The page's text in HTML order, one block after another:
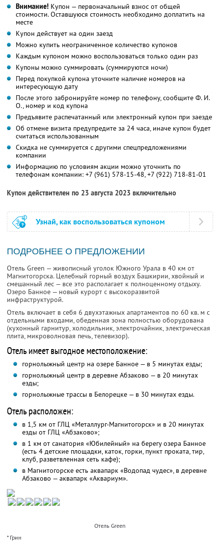
Внимание! Купон — первоначальный взнос от общей
стоимости. Оставшуюся стоимость необходимо доплатить на
месте
Купон действует на один заезд
Можно купить неограниченное количество купонов
Каждым купоном можно воспользоваться только один раз
Купоны можно суммировать (суммируются ночи)
Перед покупкой купона уточните наличие номеров на
интересующую дату
После этого забронируйте номер по телефону, сообщите Ф. И.
О., номер и код купона
Предъявите распечатанный или электронный купон при заезде
Об отмене визита предупредите за 24 часа, иначе купон будет
считаться использованным
Скидка не суммируется с другими спецпредложениями
компании
Информацию по условиям акции можно уточнить по
телефонам компании: +7 (961) 578-15-48, +7 (922) 718-81-01
Купон действителен по 23 августа 2023 включительно
Узнай, как воспользоваться купоном
ПОДРОБНЕЕ О ПРЕДЛОЖЕНИИ
Отель Green — живописный уголок Южного Урала в 40 км от
Магнитогорска. Целебный горный воздух Башкирии, хвойный и
смешанный лес — все это располагает к полноценному отдыху.
Озеро Бaннoе — новый курорт с высокоразвитой
инфраструктурой.
Отель включает в себя 6 двухэтажных апартаментов по 60 кв. м с
отдельными входами, обеденная зона полностью оборудована
(кухонный гарнитур, холодильник, электрочайник, электрическая
плита, микроволновая печь, телевизор).
Отель имеет выгодное местоположение:
горнолыжный центр на озере Банное — в 5 минутах езды;
горнолыжный центр в деревне Абзаково — в 20 минутах
езды;
горнолыжные трассы в Белорецке — в 30 минутах езды.
Отель расположен:
в 1,5 км от ГЛЦ «Металлург-Магнитогорск» и в 20 минутах
езды от ГЛЦ «Абзаково»;
в 1 км от санатория «Юбилейный» на берегу озера Банное
(есть 4 детские площадки, каток, горки, пункт проката, тир,
клуб, разветвленная сеть кафе);
в Магнитогорске есть аквапарк «Водопад чудес», в деревне
Абзаково — аквапарк «Аквариум».
Отель Green
* Грин